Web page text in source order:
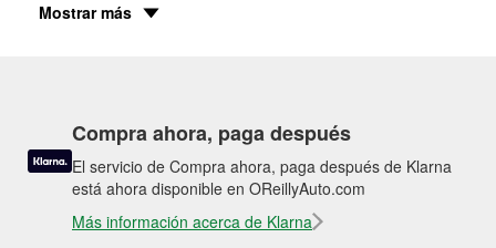
Mostrar más
Compra ahora, paga después
El servicio de Compra ahora, paga después de Klarna
está ahora disponible en OReillyAuto.com
Más información acerca de Klarna